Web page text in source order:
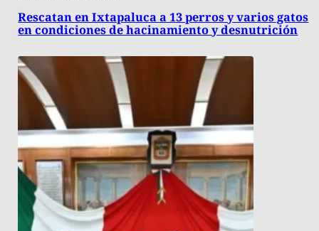
Rescatan en Ixtapaluca a 13 perros y varios gatos
en condiciones de hacinamiento y desnutrición